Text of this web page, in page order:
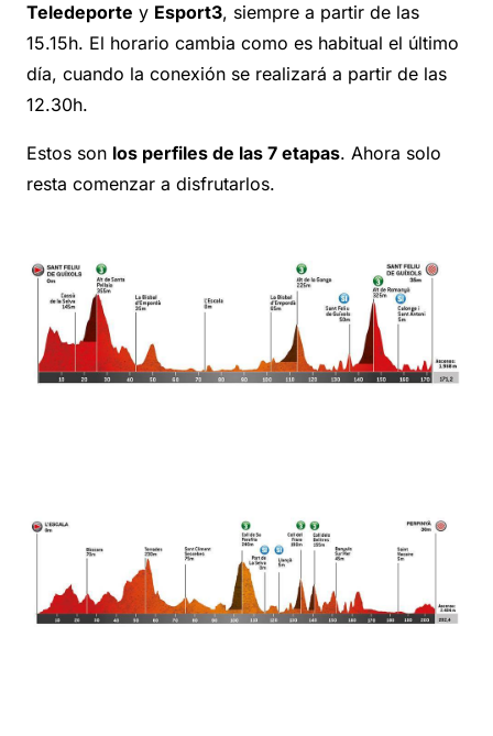
Teledeporte y Esport3, siempre a partir de las
15.15h. El horario cambia como es habitual el último
día, cuando la conexión se realizará a partir de las
12.30h.
Estos son los perfiles de las 7 etapas. Ahora solo
resta comenzar a disfrutarlos.